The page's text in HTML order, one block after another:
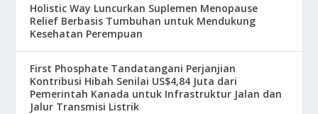
Holistic Way Luncurkan Suplemen Menopause
Relief Berbasis Tumbuhan untuk Mendukung
Kesehatan Perempuan
First Phosphate Tandatangani Perjanjian
Kontribusi Hibah Senilai US$4,84 Juta dari
Pemerintah Kanada untuk Infrastruktur Jalan dan
Jalur Transmisi Listrik